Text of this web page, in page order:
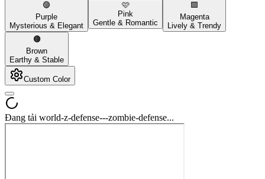
🟣
Purple
Mysterious & Elegant
🩷
Pink
Gentle & Romantic
🟪
Magenta
Lively & Trendy
🟤
Brown
Earthy & Stable
Custom Color
Đang tải world-z-defense---zombie-defense...